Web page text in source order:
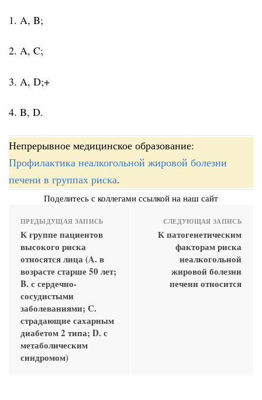
1. A, B;
2. A, C;
3. A, D;+
4. B, D.
Непрерывное медицинское образование:
Профилактика неалкогольной жировой болезни
печени в группах риска.
Поделитесь с коллегами ссылкой на наш сайт
ПРЕДЫДУЩАЯ ЗАПИСЬ
К группе пациентов
высокого риска
относятся лица (A. в
возрасте старше 50 лет;
B. с сердечно-
сосудистыми
заболеваниями; C.
страдающие сахарным
диабетом 2 типа; D. с
метаболическим
синдромом)
СЛЕДУЮЩАЯ ЗАПИСЬ
К патогенетическим
факторам риска
неалкогольной
жировой болезни
печени относится